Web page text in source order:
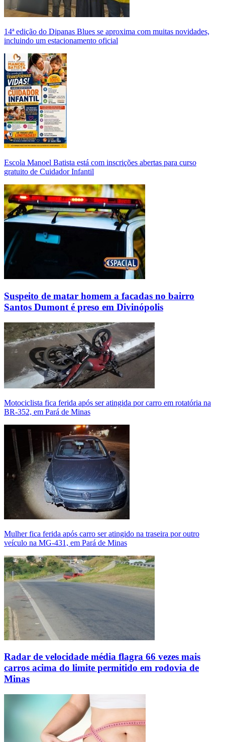
14ª edição do Dipanas Blues se aproxima com muitas novidades,
incluindo um estacionamento oficial
Escola Manoel Batista está com inscrições abertas para curso
gratuito de Cuidador Infantil
Suspeito de matar homem a facadas no bairro
Santos Dumont é preso em Divinópolis
Motociclista fica ferida após ser atingida por carro em rotatória na
BR-352, em Pará de Minas
Mulher fica ferida após carro ser atingido na traseira por outro
veículo na MG-431, em Pará de Minas
Radar de velocidade média flagra 66 vezes mais
carros acima do limite permitido em rodovia de
Minas